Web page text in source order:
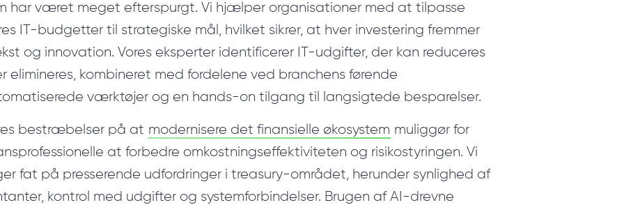
har været meget efterspurgt. Vi hjælper organisationer med at tilpasse
IT-budgetter til strategiske mål, hvilket sikrer, at hver investering fremmer
og innovation. Vores eksperter identificerer IT-udgifter, der kan reduceres
elimineres, kombineret med fordelene ved branchens førende
værktøjer og en hands-on tilgang til langsigtede besparelser.
bestræbelser på at modernisere det finansielle økosystem muliggør for
at forbedre omkostningseffektiviteten og risikostyringen. Vi
fat på presserende udfordringer i treasury-området, herunder synlighed af
kontrol med udgifter og systemforbindelser. Brugen af AI-drevne